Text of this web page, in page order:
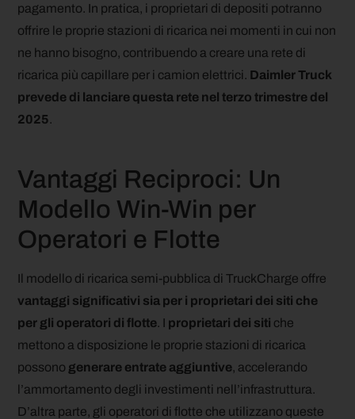
pagamento. In pratica, i proprietari di depositi potranno
offrire le proprie stazioni di ricarica nei momenti in cui non
ne hanno bisogno, contribuendo a creare una rete di
ricarica più capillare per i camion elettrici. Daimler Truck
prevede di lanciare questa rete nel terzo trimestre del
2025.
Vantaggi Reciproci: Un
Modello Win-Win per
Operatori e Flotte
Il modello di ricarica semi-pubblica di TruckCharge offre
vantaggi significativi sia per i proprietari dei siti che
per gli operatori di flotte. I proprietari dei siti che
mettono a disposizione le proprie stazioni di ricarica
possono generare entrate aggiuntive, accelerando
l’ammortamento degli investimenti nell’infrastruttura.
D’altra parte, gli operatori di flotte che utilizzano queste